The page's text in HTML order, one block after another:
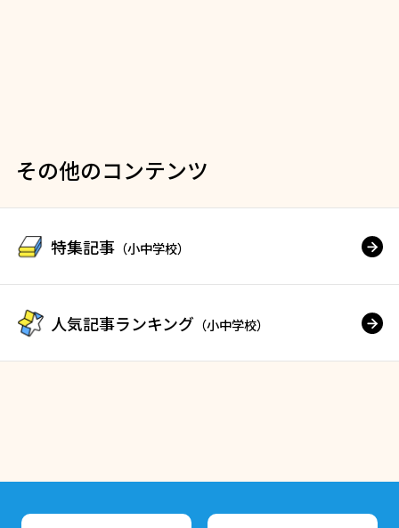
その他のコンテンツ
特集記事 （小中学校）
人気記事ランキング （小中学校）